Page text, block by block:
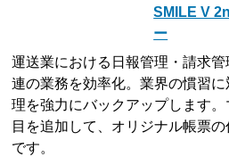
SMILE V
ー
運送業における日報管理・請求
連の業務を効率化。業界の慣習
理を強力にバックアップします
目を追加して、オリジナル帳票
です。